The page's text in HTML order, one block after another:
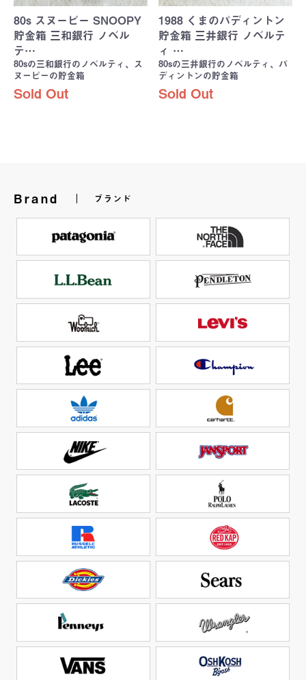
80s スヌーピー SNOOPY
貯金箱 三和銀行 ノベル
テ…
80sの三和銀行のノベルティ、ス
ヌーピーの貯金箱
Sold Out
1988 くまのパディントン
貯金箱 三井銀行 ノベルテ
ィ …
80sの三井銀行のノベルティ、パ
ディントンの貯金箱
Sold Out
Brand ブランド